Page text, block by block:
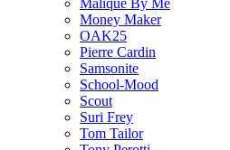
Malique By Me
Money Maker
OAK25
Pierre Cardin
Samsonite
School-Mood
Scout
Suri Frey
Tom Tailor